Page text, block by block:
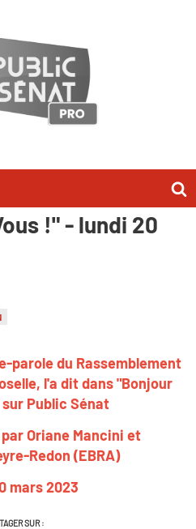
l'a dit dans
!" - lundi 20
parole du Rassemblement
l'a dit dans "Bonjour
sur Public Sénat
Oriane Mancini et
Redon (EBRA)
mars 2023
SUR :